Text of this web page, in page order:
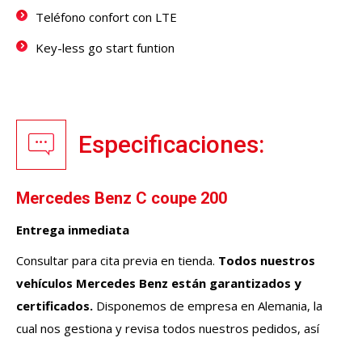
Teléfono confort con LTE
Key-less go start funtion
Especificaciones:
Mercedes Benz C coupe 200
Entrega inmediata
Consultar para cita previa en tienda. Todos nuestros
vehículos Mercedes Benz están garantizados y
certificados. Disponemos de empresa en Alemania, la
cual nos gestiona y revisa todos nuestros pedidos, así